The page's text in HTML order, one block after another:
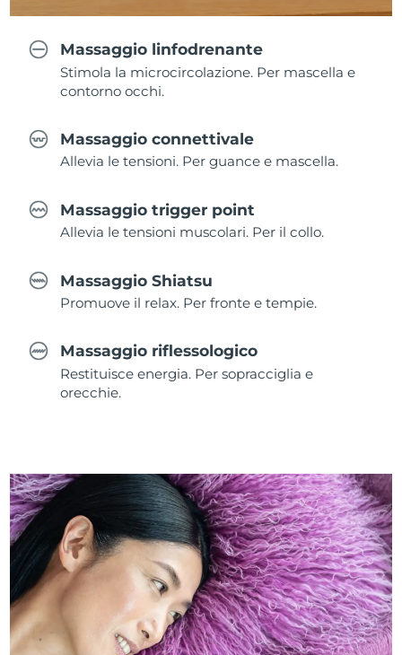
Massaggio linfodrenante
Stimola la microcircolazione. Per mascella e
contorno occhi.
Massaggio connettivale
Allevia le tensioni. Per guance e mascella.
Massaggio trigger point
Allevia le tensioni muscolari. Per il collo.
Massaggio Shiatsu
Promuove il relax. Per fronte e tempie.
Massaggio riflessologico
Restituisce energia. Per sopracciglia e
orecchie.